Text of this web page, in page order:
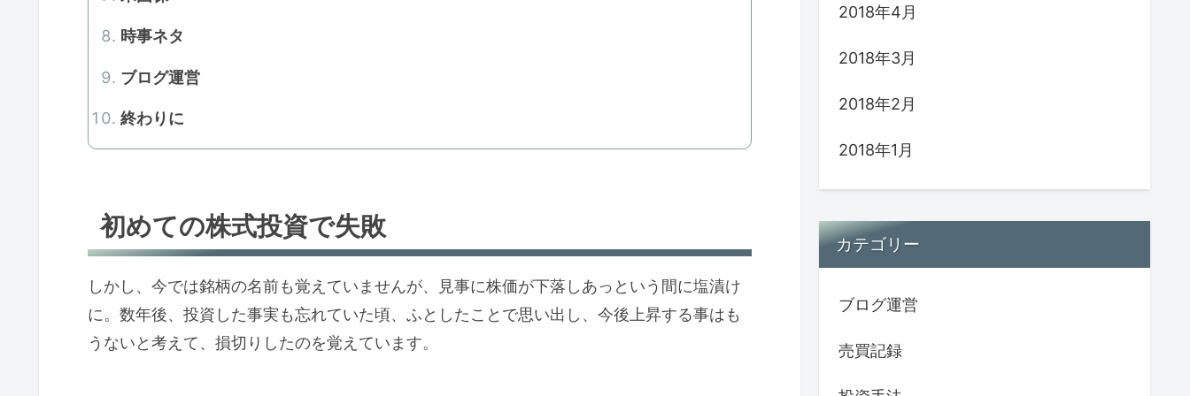
時事ネタ
ブログ運営
終わりに
初めての株式投資で失敗
しかし、今では銘柄の名前も覚えていませんが、見事に株価が下落しあっという間に塩漬け
に。数年後、投資した事実も忘れていた頃、ふとしたことで思い出し、今後上昇する事はも
うないと考えて、損切りしたのを覚えています。
2018年4月
2018年3月
2018年2月
2018年1月
カテゴリー
ブログ運営
売買記録